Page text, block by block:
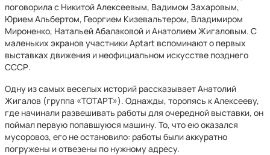
поговорила с Никитой Алексеевым, Вадимом Захаровым,
Юрием Альбертом, Георгием Кизевальтером, Владимиром
Мироненко, Натальей Абалаковой и Анатолием Жигаловым. С
маленьких экранов участники Aptart вспоминают о первых
выставках движения и неофициальном искусстве позднего
СССР.
Одну из самых веселых историй рассказывает Анатолий
Жигалов (группа «ТОТАРТ»). Однажды, торопясь к Алексееву,
где начинали развешивать работы для очередной выставки, он
поймал первую попавшуюся машину. То, что ею оказался
мусоровоз, его не остановило: работы были аккуратно
погружены и отвезены по нужному адресу.